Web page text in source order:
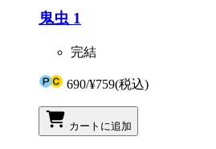
鬼虫 1
完結
690/¥759(税込)
カートに追加